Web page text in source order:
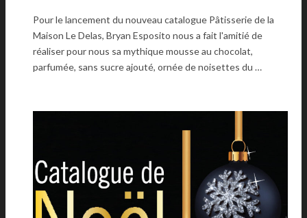
Pour le lancement du nouveau catalogue Pâtisserie de la
Maison Le Delas, Bryan Esposito nous a fait l'amitié de
réaliser pour nous sa mythique mousse au chocolat,
parfumée, sans sucre ajouté, ornée de noisettes du …